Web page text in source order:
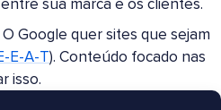
sua marca e os clientes.
O Google quer sites que sejam
E-A-T). Conteúdo focado nas
isso.